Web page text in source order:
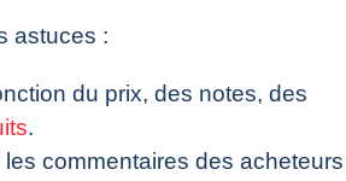
astuces :
du prix, des notes, des
.
commentaires des acheteurs